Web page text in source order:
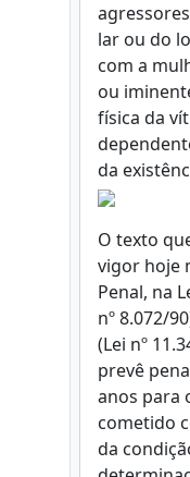
lar ou do
com a
ou
física da
da
O texto
vigor hoje
Penal, na
nº 8.072/
(Lei nº
prevê
anos para
cometido
da